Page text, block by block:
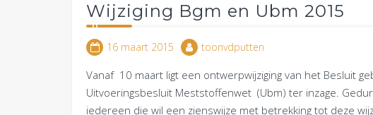
Wijziging Bgm en Ubm 2015
16 maart 2015 toonvdputten
Vanaf 10 maart ligt een ontwerpwijziging van het Besluit
Uitvoeringsbesluit Meststoffenwet (Ubm) ter inzage.
iedereen die wil een zienswijze met betrekking tot deze